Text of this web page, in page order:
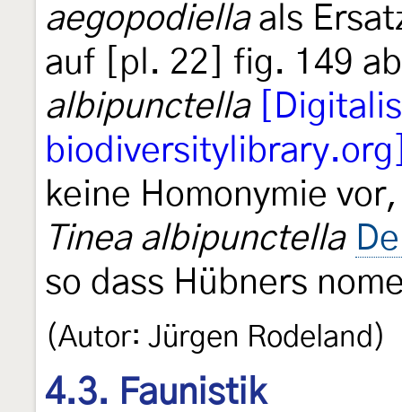
aegopodiellaals
auf [pl. 22] fig. 149
albipunctella
keine Homonymie
Tinea albipunctella
so dass Hübners
(Autor: Jürgen Rodeland)
4.3. Faunistik